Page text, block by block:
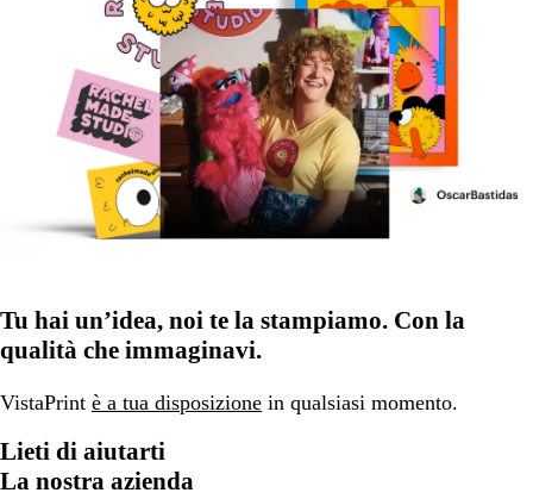
Tu hai un’idea, noi te la stampiamo. Con la
qualità che immaginavi.
VistaPrint è a tua disposizione in qualsiasi momento.
Lieti di aiutarti
La nostra azienda